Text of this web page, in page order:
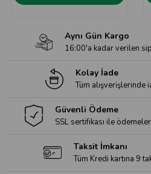
Aynı Gün Kargo
16:00'a kadar verilen
Kolay İade
Tüm alışverişlerinde
Güvenli Ödeme
SSL sertifikası ile
Taksit İmkanı
Tüm Kredi kartına 9